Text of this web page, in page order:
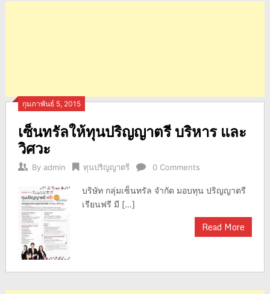
กุมภาพันธ์ 5, 2015
เซ็นทรัลให้ทุนปริญญาตรี บริหาร และ
วิศวะ
By admin ทุนปริญญาตรี 0 Comments
บริษัท กลุ่มเซ็นทรัล จำกัด มอบทุน ปริญญาตรี
เรียนฟรี มี […]
Read More